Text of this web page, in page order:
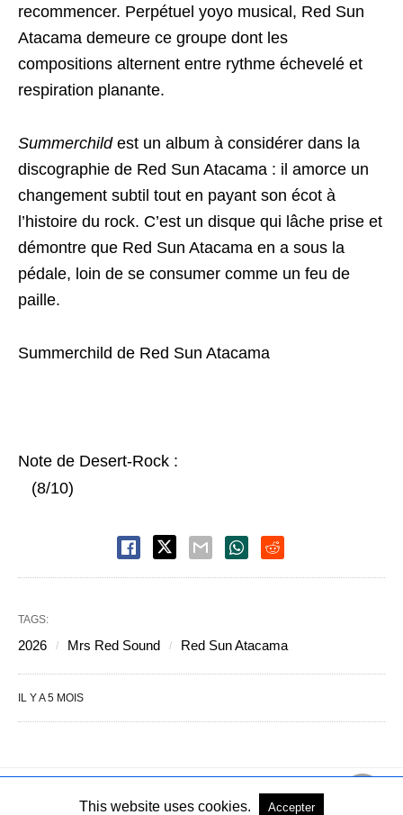
recommencer. Perpétuel yoyo musical, Red Sun
Atacama demeure ce groupe dont les
compositions alternent entre rythme échevelé et
respiration planante.
Summerchildest un album à considérer dans la
discographie de Red Sun Atacama : il amorce un
changement subtil tout en payant son écot à
l’histoire du rock. C’est un disque qui lâche prise et
démontre que Red Sun Atacama en a sous la
pédale, loin de se consumer comme un feu de
paille.
Summerchild de Red Sun Atacama
Note de Desert-Rock :
(8/10)
TAGS:
2026 Mrs Red Sound Red Sun Atacama
IL Y A 5 MOIS
Copyright © 2004-2026 - Tous droits réservés Voir la version PC
This website uses cookies. Accepter